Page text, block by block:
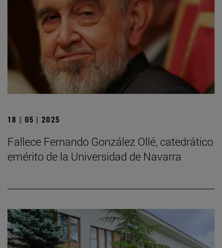
18 | 05 | 2025
Fallece Fernando González Ollé, catedrático
emérito de la Universidad de Navarra